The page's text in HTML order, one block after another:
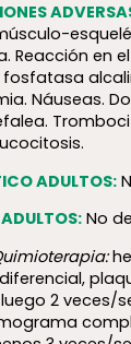
Reacción en
fosfatasa
Náuseas.
ADULTOS:
No
2 veces/